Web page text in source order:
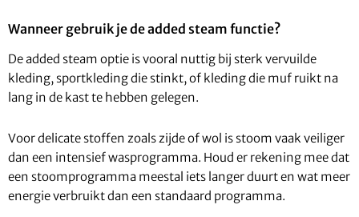
Wanneer gebruik je de added steam functie?
De added steam optie is vooral nuttig bij sterk vervuilde
kleding, sportkleding die stinkt, of kleding die muf ruikt na
lang in de kast te hebben gelegen.
Voor delicate stoffen zoals zijde of wol is stoom vaak veiliger
dan een intensief wasprogramma. Houd er rekening mee dat
een stoomprogramma meestal iets langer duurt en wat meer
energie verbruikt dan een standaard programma.